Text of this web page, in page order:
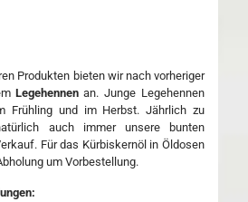
Produkten bieten wir nach vorheriger
Legehennen an. Junge Legehennen
Frühling und im Herbst. Jährlich zu
auch immer unsere bunten
Für das Kürbiskernöl in Öldosen
um Vorbestellung.